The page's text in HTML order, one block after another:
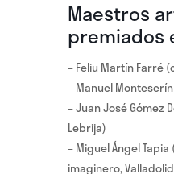
Maestros
premiados
– Feliu Martín Farré
– Manuel
– Juan José Gómez
Lebrija)
– Miguel Ángel
imaginero,